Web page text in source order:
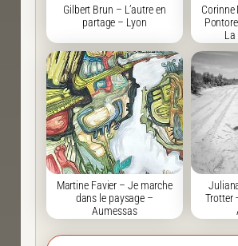
Gilbert Brun – L’autre en
partage – Lyon
Corinne
La
Martine Favier – Je marche
dans le paysage –
Aumessas
Trotter